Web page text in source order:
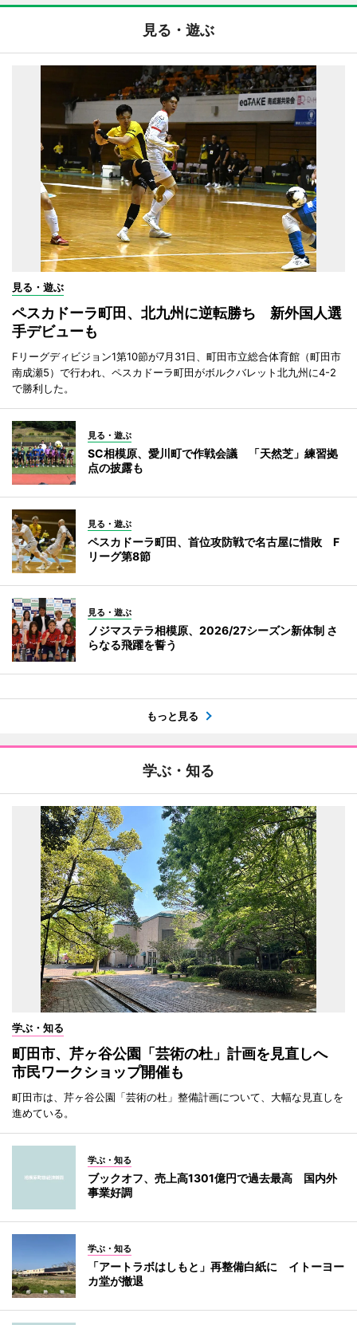
見る・遊ぶ
見る・遊ぶ
ペスカドーラ町田、北九州に逆転勝ち 新外国人選
手デビューも
Fリーグディビジョン1第10節が7月31日、町田市立総合体育館（町田市
南成瀬5）で行われ、ペスカドーラ町田がボルクバレット北九州に4-2
で勝利した。
見る・遊ぶ
SC相模原、愛川町で作戦会議 「天然芝」練習拠
点の披露も
見る・遊ぶ
ペスカドーラ町田、首位攻防戦で名古屋に惜敗 F
リーグ第8節
見る・遊ぶ
ノジマステラ相模原、2026/27シーズン新体制 さ
らなる飛躍を誓う
もっと見る
学ぶ・知る
学ぶ・知る
町田市、芹ヶ谷公園「芸術の杜」計画を見直しへ
市民ワークショップ開催も
町田市は、芹ヶ谷公園「芸術の杜」整備計画について、大幅な見直しを
進めている。
学ぶ・知る
ブックオフ、売上高1301億円で過去最高 国内外
事業好調
学ぶ・知る
「アートラボはしもと」再整備白紙に イトーヨー
カ堂が撤退